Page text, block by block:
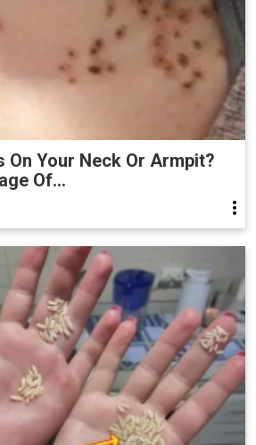
On Your Neck Or Armpit?
Of...